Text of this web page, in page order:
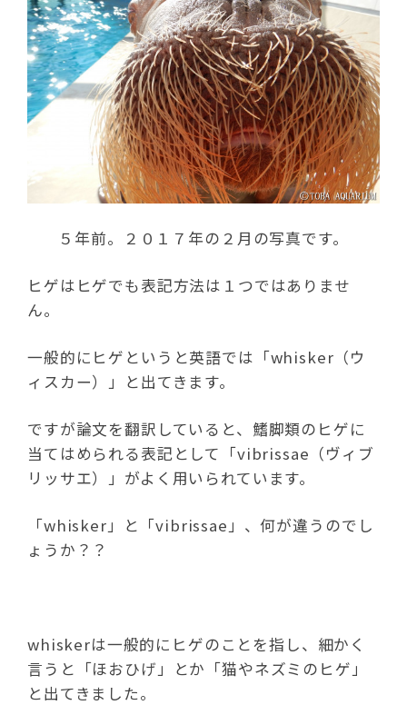
５年前。２０１７年の２月の写真です。
ヒゲはヒゲでも表記方法は１つではありませ
ん。
一般的にヒゲというと英語では「whisker（ウ
ィスカー）」と出てきます。
ですが論文を翻訳していると、鰭脚類のヒゲに
当てはめられる表記として「vibrissae（ヴィブ
リッサエ）」がよく用いられています。
「whisker」と「vibrissae」、何が違うのでし
ょうか？？
whiskerは一般的にヒゲのことを指し、細かく
言うと「ほおひげ」とか「猫やネズミのヒゲ」
と出てきました。